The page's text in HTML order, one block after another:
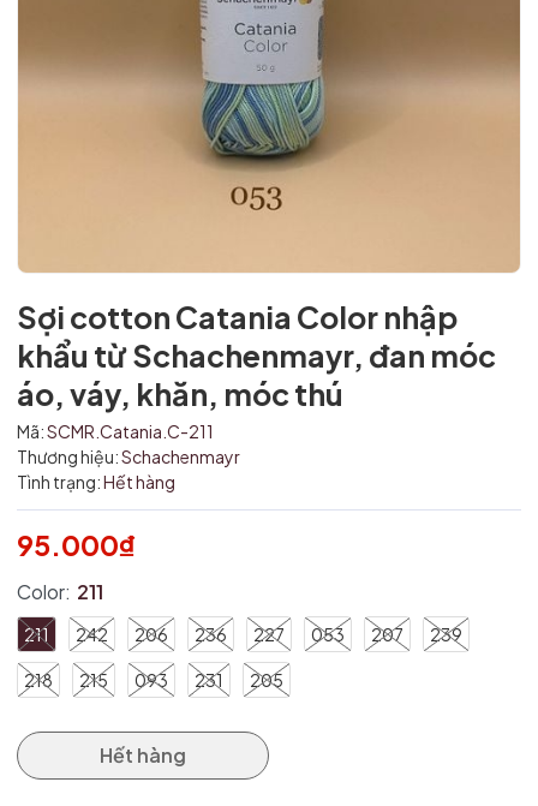
Sợi cotton Catania Color nhập
khẩu từ Schachenmayr, đan móc
áo, váy, khăn, móc thú
Mã:SCMR.Catania.C-211
Thương hiệu:Schachenmayr
Tình trạng:Hết hàng
95.000₫
Color: 211
211 242 206 236 227 053 207 239
218 215 093 231 205
Hết hàng
Mã giảm giá: